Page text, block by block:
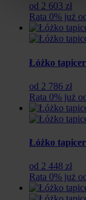
od 2 603 zł
Rata 0% już
Łóżko
od 2 786 zł
Rata 0% już
Łóżko
od 2 448 zł
Rata 0% już